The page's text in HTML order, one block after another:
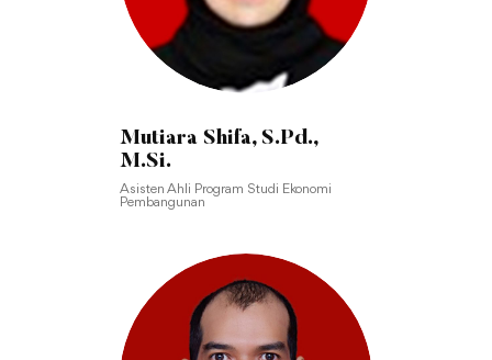
Mutiara Shifa, S.Pd.,
M.Si.
Asisten Ahli Program Studi Ekonomi
Pembangunan